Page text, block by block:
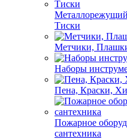
Тиски
Метчики,
Наборы
Пена, Краски,
Пожарное
сантехника